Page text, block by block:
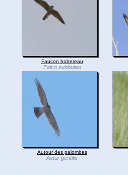
Faucon hobereau
Falco subbuteo
Autour des palombes
Astur gentilis